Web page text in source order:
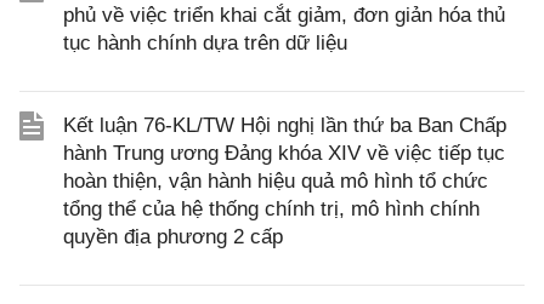
phủ về việc triển khai cắt giảm, đơn giản hóa thủ
tục hành chính dựa trên dữ liệu
Kết luận 76-KL/TW Hội nghị lần thứ ba Ban Chấp
hành Trung ương Đảng khóa XIV về việc tiếp tục
hoàn thiện, vận hành hiệu quả mô hình tổ chức
tổng thể của hệ thống chính trị, mô hình chính
quyền địa phương 2 cấp